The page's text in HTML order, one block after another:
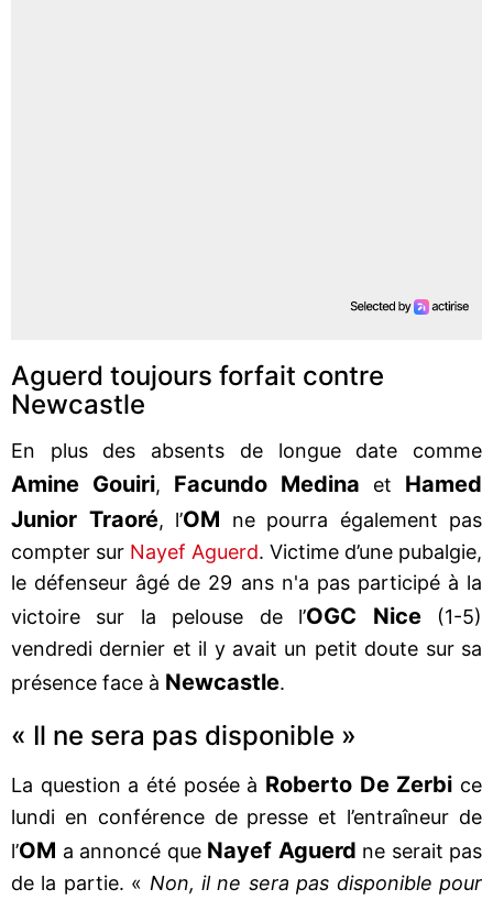
Aguerd toujours forfait contre
Newcastle
En plus des absents de longue date comme
Amine Gouiri, Facundo Medina et Hamed
Junior Traoré, l’OM ne pourra également pas
compter sur Nayef Aguerd. Victime d’une pubalgie,
le défenseur âgé de 29 ans n'a pas participé à la
victoire sur la pelouse de l’OGC Nice(1-5)
vendredi dernier et il y avait un petit doute sur sa
présence face à Newcastle.
« Il ne sera pas disponible »
La question a été posée à Roberto De Zerbi ce
lundi en conférence de presse et l’entraîneur de
l’OM a annoncé que Nayef Aguerd ne serait pas
de la partie. « Non, il ne sera pas disponible pour